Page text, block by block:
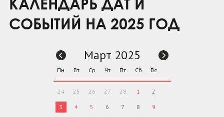
КАЛЕНДАРЬ ДАТ И
СОБЫТИЙ НА 2025 ГОД
Март 2025
Пн Вт Ср Чт Пт Сб Вс
24 25 26 27 28 1 2
3 4 5 6 7 8 9